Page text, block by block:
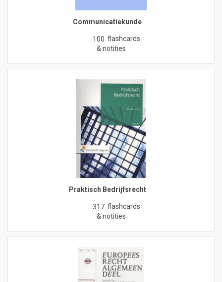
Communicatiekunde
100 flashcards
& notities
Praktisch Bedrijfsrecht
317 flashcards
& notities